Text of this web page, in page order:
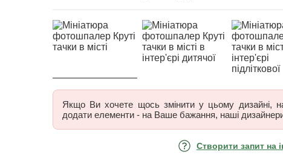
Якщо Ви хочете щось змінити у цьому дизайні,
додати елементи - на Ваше бажання, наші
Створити запит на